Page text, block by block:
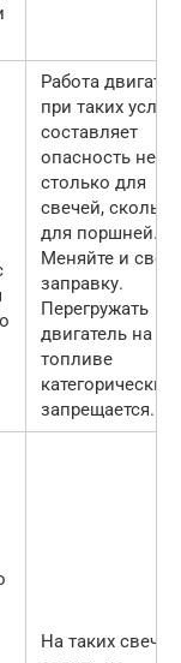
Работа
при таких
составляет
опасность не
столько для
свечей, сколько
для поршней.
Меняйте и
заправку.
Перегружать
двигатель на
топливе
категорически
запрещается.
На таких свечах